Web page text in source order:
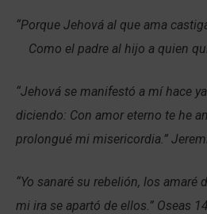
“Porque Jehová al que ama
Como el padre al hijo a quien
“Jehová se manifestó a mí hace
diciendo: Con amor eterno te he
prolongué mi misericordia.”
“Yo sanaré su rebelión, los amaré
mi ira se apartó de ellos.” Oseas